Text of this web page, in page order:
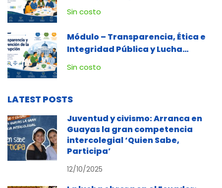
Sin costo
Módulo – Transparencia, Ética e
Integridad Pública y Lucha
Contra la Corrupción
Sin costo
LATEST POSTS
Juventud y civismo: Arranca en
Guayas la gran competencia
intercolegial ‘Quien Sabe,
Participa’
12/10/2025